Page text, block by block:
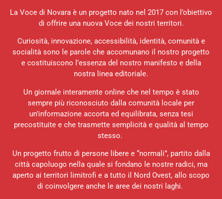
La Voce di Novara è un progetto nato nel 2017 con l’obiettivo
di offrire una nuova Voce dei nostri territori.
Curiosità, innovazione, accessibilità, identità, comunità e
socialità sono le parole che accomunano il nostro progetto
e costituiscono l’essenza del nostro manifesto e della
nostra linea editoriale.
Un giornale interamente online che nel tempo è stato
sempre più riconosciuto dalla comunità locale per
un’informazione accorta ed equilibrata, senza tesi
precostituite e che trasmette semplicità e qualità al tempo
stesso.
Un progetto frutto di persone libere e “normali”, partito dalla
città capoluogo nella quale si fondano le nostre radici, ma
aperto ai territori limitrofi e a tutto il Nord Ovest, allo scopo
di coinvolgere anche le aree dei nostri laghi.